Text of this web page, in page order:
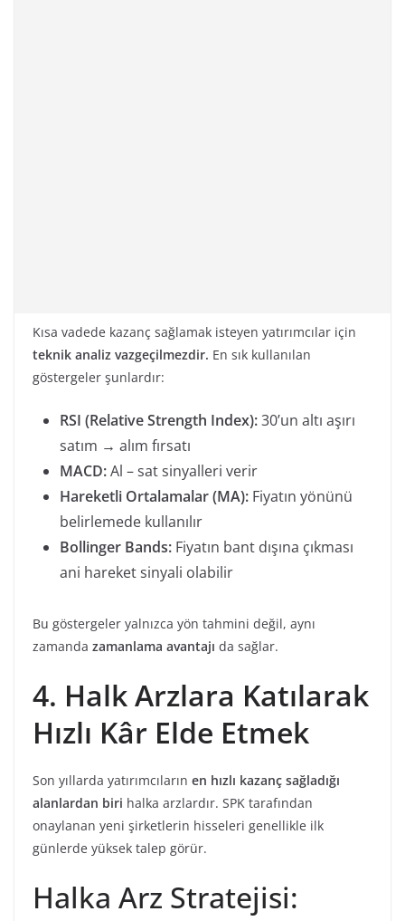
Kısa vadede kazanç sağlamak isteyen yatırımcılar için
teknik analiz vazgeçilmezdir. En sık kullanılan
göstergeler şunlardır:
RSI (Relative Strength Index):30’un altı aşırı
satım → alım fırsatı
MACD:Al – sat sinyalleri verir
Hareketli Ortalamalar (MA): Fiyatın yönünü
belirlemede kullanılır
Bollinger Bands: Fiyatın bant dışına çıkması
ani hareket sinyali olabilir
Bu göstergeler yalnızca yön tahmini değil, aynı
zamanda zamanlama avantajı da sağlar.
4. Halk Arzlara Katılarak
Hızlı Kâr Elde Etmek
Son yıllarda yatırımcıların en hızlı kazanç sağladığı
alanlardan biri halka arzlardır. SPK tarafından
onaylanan yeni şirketlerin hisseleri genellikle ilk
günlerde yüksek talep görür.
Halka Arz Stratejisi: